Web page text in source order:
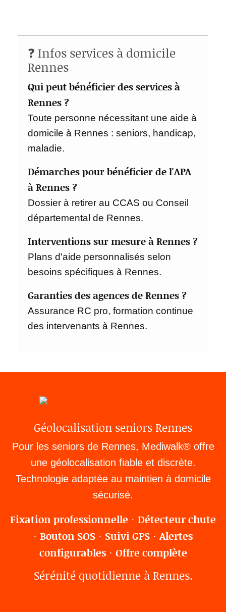
❓ Infos services à domicile
Rennes
Qui peut bénéficier des services à
Rennes ?
Toute personne nécessitant une aide à
domicile à Rennes : seniors, handicap,
maladie.
Démarches pour bénéficier de l'APA
à Rennes ?
Dossier à retirer au CCAS ou Conseil
départemental de Rennes.
Interventions sur mesure à Rennes ?
Plans d'aide personnalisés selon
besoins spécifiques à Rennes.
Garanties des agences de Rennes ?
Assurance RC pro, formation continue
des intervenants à Rennes.
Géolocalisation seniors Rennes
Pour les seniors de Rennes, Mediwalk® offre
une géolocalisation fiable et discrète.
Technologie adaptée au maintien à domicile
sécurisé.
Fixation professionnelle · Détecteur chute
· Bouton SOS · Suivi GPS · Alertes
configurables· Offre complète
Sérénité quotidienne à Rennes.